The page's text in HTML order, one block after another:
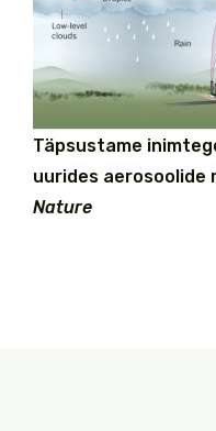
Täpsustame
uurides aerosoolide
Nature